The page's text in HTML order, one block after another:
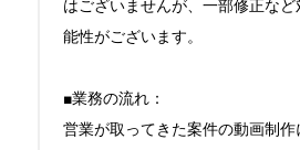
はございませんが、一部修正な
能性がございます。
■業務の流れ：
営業が取ってきた案件の動画制